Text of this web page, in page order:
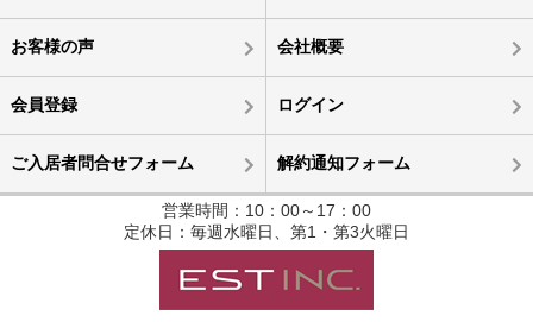
お客様の声 会社概要
会員登録 ログイン
ご入居者問合せフォーム 解約通知フォーム
営業時間：10：00～17：00
定休日：毎週水曜日、第1・第3火曜日